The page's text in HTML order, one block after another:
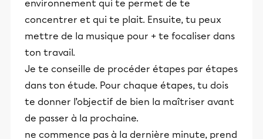
environnement qui te permet de te
concentrer et qui te plait. Ensuite, tu peux
mettre de la musique pour + te focaliser dans
ton travail.
Je te conseille de procéder étapes par étapes
dans ton étude. Pour chaque étapes, tu dois
te donner l’objectif de bien la maîtriser avant
de passer à la prochaine.
ne commence pas à la dernière minute, prend